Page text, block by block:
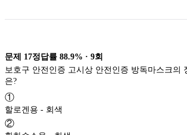
문제 17정답률 88.9% · 9회
보호구 안전인증 고시상 안전인증 방독마스크의
은?
①
할로겐용 - 회색
②